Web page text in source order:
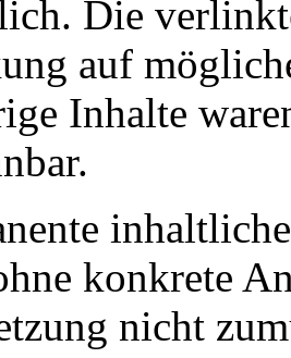
Die
auf
Inhalte
konkrete
nicht